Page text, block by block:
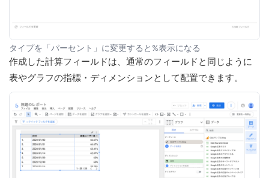
タイプを「パーセント」に変更すると%表示になる
作成した計算フィールドは、通常のフィールドと同じように
表やグラフの指標・ディメンションとして配置できます。